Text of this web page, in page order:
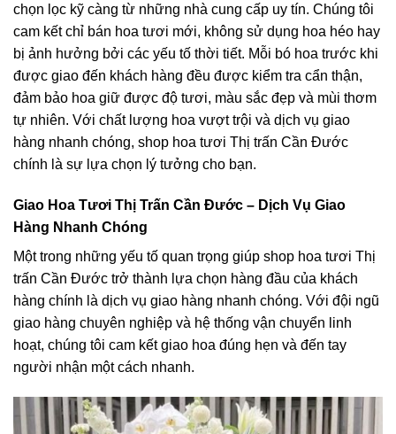
chọn lọc kỹ càng từ những nhà cung cấp uy tín. Chúng tôi
cam kết chỉ bán hoa tươi mới, không sử dụng hoa héo hay
bị ảnh hưởng bởi các yếu tố thời tiết. Mỗi bó hoa trước khi
được giao đến khách hàng đều được kiểm tra cẩn thận,
đảm bảo hoa giữ được độ tươi, màu sắc đẹp và mùi thơm
tự nhiên. Với chất lượng hoa vượt trội và dịch vụ giao
hàng nhanh chóng, shop hoa tươi Thị trấn Cần Đước
chính là sự lựa chọn lý tưởng cho bạn.
Giao Hoa Tươi Thị Trấn Cần Đước – Dịch Vụ Giao
Hàng Nhanh Chóng
Một trong những yếu tố quan trọng giúp shop hoa tươi Thị
trấn Cần Đước trở thành lựa chọn hàng đầu của khách
hàng chính là dịch vụ giao hàng nhanh chóng. Với đội ngũ
giao hàng chuyên nghiệp và hệ thống vận chuyển linh
hoạt, chúng tôi cam kết giao hoa đúng hẹn và đến tay
người nhận một cách nhanh.